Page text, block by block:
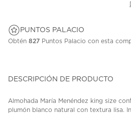
PUNTOS PALACIO
Obtén 827 Puntos Palacio con esta
DESCRIPCIÓN DE PRODUCTO
Almohada María Menéndez king size
plumón blanco natural con textura lisa.